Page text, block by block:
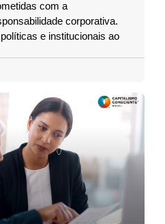
com a
corporativa.
e institucionais ao